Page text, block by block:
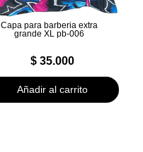
Capa para barberia extra
grande XL pb-006
$35.000
Añadir al carrito